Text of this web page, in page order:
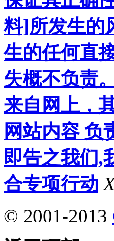
料]所发生的
生的任何直
失概不负责
来自网上，
网站内容 负
即告之我们,
合专项行动
© 2001-2013